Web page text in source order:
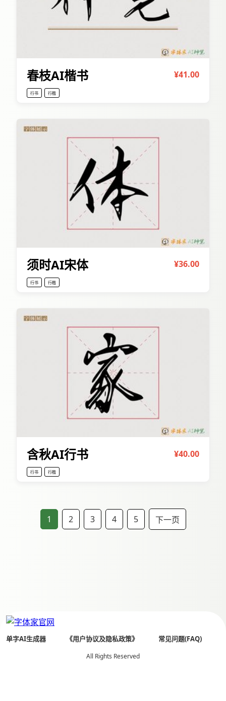
春枝AI楷书 ¥41.00
行书 行楷
须时AI宋体 ¥36.00
行书 行楷
含秋AI行书 ¥40.00
行书 行楷
1 2 3 4 5 下一页
单字AI生成器 《用户协议及隐私政策》 常见问题(FAQ)
All Rights Reserved